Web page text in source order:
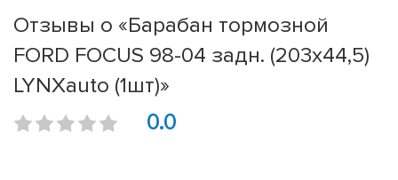
Отзывы о «Барабан тормозной
FORD FOCUS 98-04 задн. (203x44,5)
LYNXauto (1шт)»
0.0